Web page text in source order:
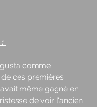
:
comme
ces premières
même gagné en
de voir l'ancien